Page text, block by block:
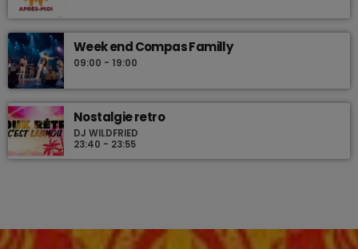
Week end Compas Familly
09:00 - 19:00
Nostalgie retro
DJ WILDFRIED
23:40 - 23:55